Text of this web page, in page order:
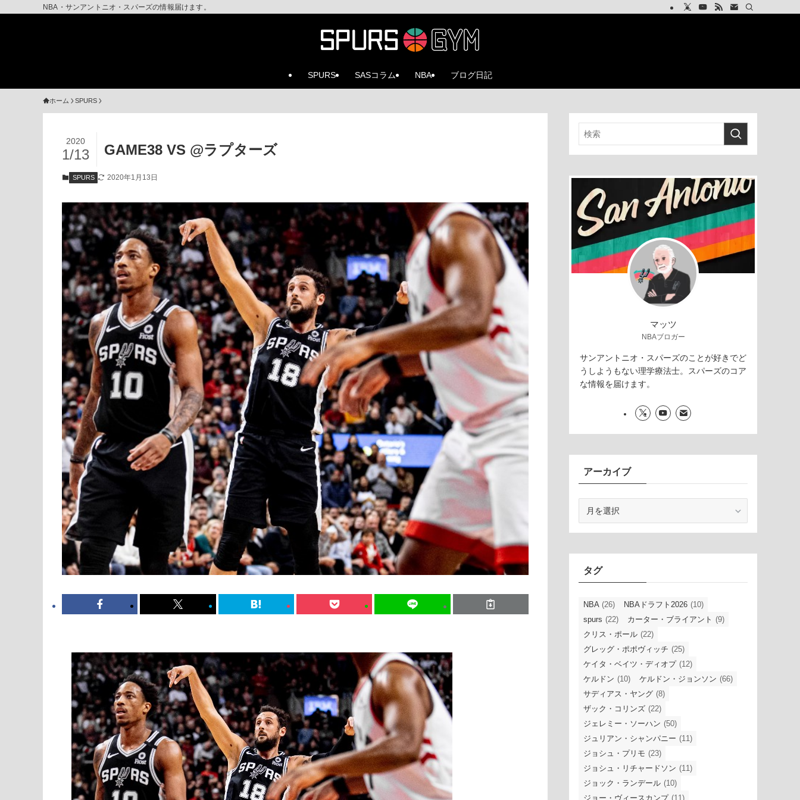
NBA・サンアントニオ・スパーズの情報届けます。
SPURS SASコラム NBA ブログ日記
ホーム SPURS
GAME38 VS @ラプターズ
2020
1/13
SPURS 2020年1月13日
マッツ
NBAブロガー
サンアントニオ・スパーズのことが好きでど
うしようもない理学療法士。スパーズのコア
な情報を届けます。
アーカイブ
ブ
タグ
NBA (26) NBAドラフト2026 (10)
spurs (22) カーター・ブライアント (9)
クリス・ポール (22)
グレッグ・ポポヴィッチ (25)
ケイタ・ベイツ・ディオプ (12)
ケルドン (10) ケルドン・ジョンソン (66)
サディアス・ヤング (8)
ザック・コリンズ (22)
ジェレミー・ソーハン (50)
ジュリアン・シャンパニー (11)
ジョシュ・プリモ (23)
ジョシュ・リチャードソン (11)
ジョック・ランデール (10)
ジョー・ヴィースカンプ (11)